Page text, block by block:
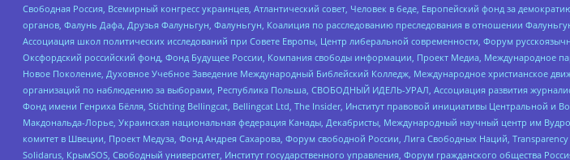
Свободная Россия, Всемирный конгресс украинцев, Атлантический совет, Человек в беде, Европейский фонд за
органов, Фалунь Дафа, Друзья Фалуньгун, Фалуньгун, Коалиция по расследованию преследования в отношении
Ассоциация школ политических исследований при Совете Европы, Центр либеральной современности, Форум
Оксфордский российский фонд, Фонд Будущее России, Компания свободы информации, Проект Медиа, Международное
Новое Поколение, Духовное Учебное Заведение Международный Библейский Колледж, Международное христианское
организаций по наблюдению за выборами, Республика Польша, СВОБОДНЫЙ ИДЕЛЬ-УРАЛ, Ассоциация развития
Фонд имени Генриха Бёлля, Stichting Bellingcat, Bellingcat Ltd, The Insider, Институт правовой инициативы Центральной и
Макдональда-Лорье, Украинская национальная федерация Канады, Декабристы, Международный научный центр им
комитет в Швеции, Проект Медуза, Фонд Андрея Сахарова, Форум свободной России, Лига Свободных Наций,
Solidarus, КрымSOS, Свободный университет, Институт государственного управления, Форум гражданского общества